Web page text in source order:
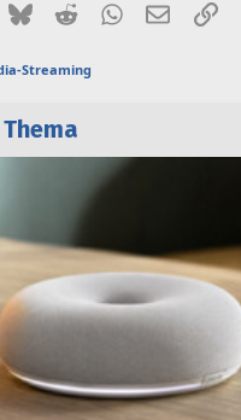
(Twitter)
BlueskyRedditWhatsApp
E-MailLink
Streaming